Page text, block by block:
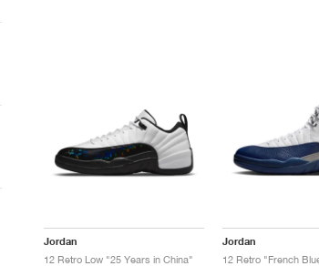
Jordan
12 Retro Low "25 Years in China"
Jordan
12 Retro "French